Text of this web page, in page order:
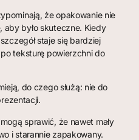
że opakowanie nie
było skuteczne. Kiedy
staje się bardziej
teksturę powierzchni do
do czego służą: nie do
sprawić, że nawet mały
i starannie zapakowany.